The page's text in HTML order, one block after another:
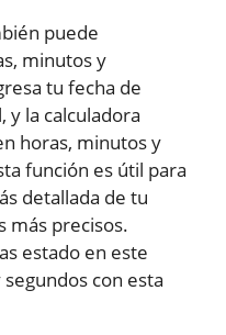
puede
minutos y
tu fecha de
y la calculadora
horas, minutos y
función es útil para
detallada de tu
más precisos.
estado en este
con esta